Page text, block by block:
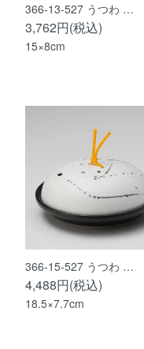
366-13-527 うつわ …
3,762円(税込)
15×8cm
366-15-527 うつわ …
4,488円(税込)
18.5×7.7cm